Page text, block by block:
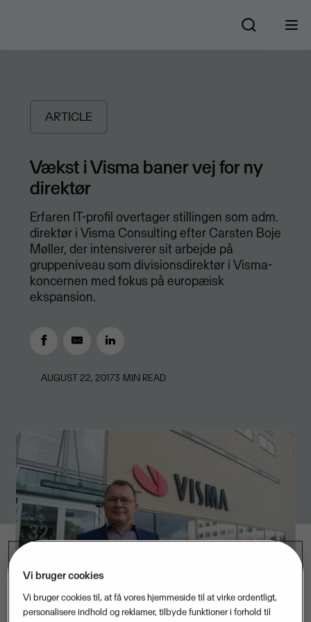
ARTICLE
Vækst i Visma baner vej for ny
direktør
Erfaren IT-profil overtager stillingen som adm.
direktør i Visma Consulting efter Carsten Boje
Møller, der intensiverer sit arbejde på
gruppeniveau som divisionsdirektør i Visma-
koncernen med fokus på europæisk
ekspansion.
AUGUST 22, 20173 MIN READ
Vi bruger cookies
Vi bruger cookies til, at få vores hjemmeside til at virke ordentligt,
personalisere indhold og reklamer, tilbyde funktioner i forhold til